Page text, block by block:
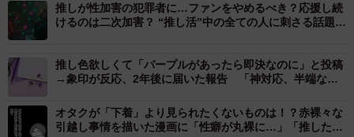
推しが性加害の犯罪者に…ファンをやめるべき？応援し続
けるのは二次加害？ “推し活”中の全ての人に刺さる話題の
推し色欲しくて「パープルがあったら即決なのに」と投稿
→象印が反応、2年後に届いた報告 「神対応、半端な
オタクが「下着」より見られたくないものは！？赤裸々な
引越し事情を描いた漫画に「性癖が丸裸に…」「推したち